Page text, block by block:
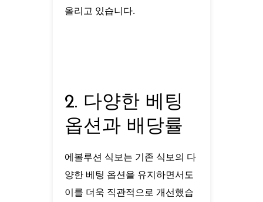
올리고 있습니다.
2. 다양한 베팅
옵션과 배당률
에볼루션 식보는 기존 식보의 다
양한 베팅 옵션을 유지하면서도
이를 더욱 직관적으로 개선했습